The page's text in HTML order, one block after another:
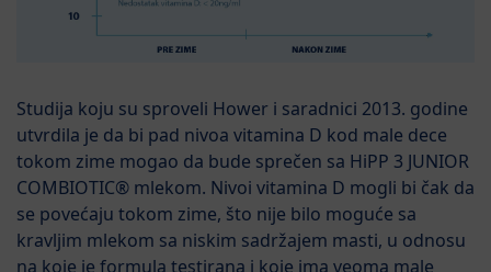
Studija koju su sproveli Hower i saradnici 2013. godine
utvrdila je da bi pad nivoa vitamina D kod male dece
tokom zime mogao da bude sprečen sa HiPP 3 JUNIOR
COMBIOTIC® mlekom. Nivoi vitamina D mogli bi čak da
se povećaju tokom zime, što nije bilo moguće sa
kravljim mlekom sa niskim sadržajem masti, u odnosu
na koje je formula testirana i koje ima veoma male